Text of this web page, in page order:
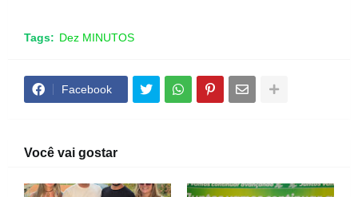
Tags: Dez MINUTOS
Facebook
Você vai gostar